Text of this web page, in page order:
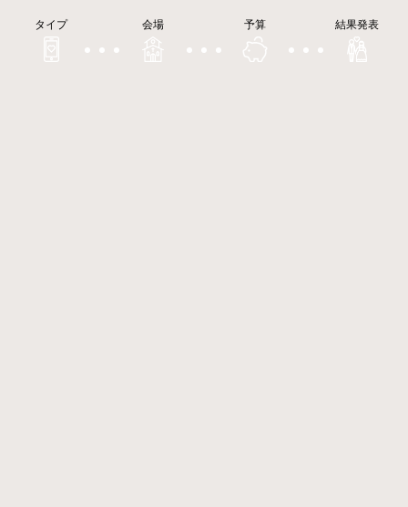
タイプ 会場 予算 結果発表